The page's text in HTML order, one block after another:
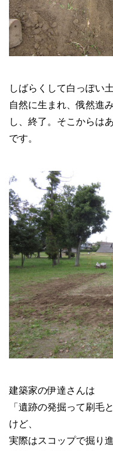
しばらくして白っぽい
自然に生まれ、俄然進
し、終了。そこからは
です。
建築家の伊達さんは
「遺跡の発掘って刷毛
けど、
実際はスコップで掘り